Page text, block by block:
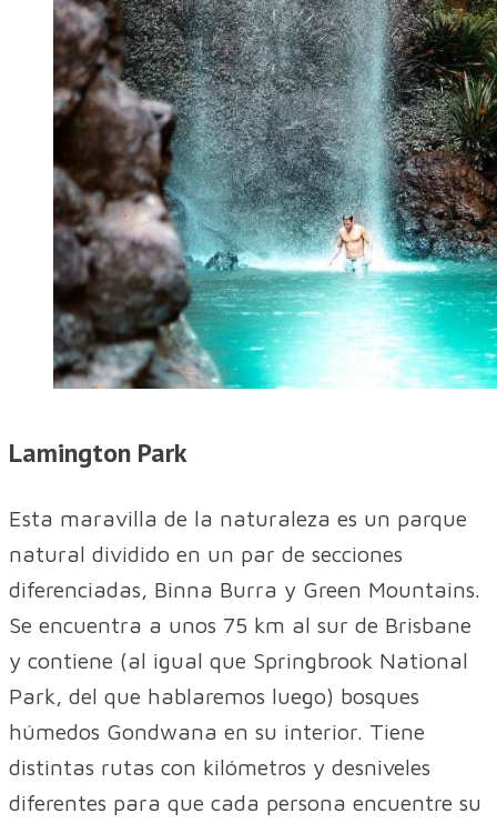
Lamington Park
Esta maravilla de la naturaleza es un parque
natural dividido en un par de secciones
diferenciadas, Binna Burra y Green Mountains.
Se encuentra a unos 75 km al sur de Brisbane
y contiene (al igual que Springbrook National
Park, del que hablaremos luego) bosques
húmedos Gondwana en su interior. Tiene
distintas rutas con kilómetros y desniveles
diferentes para que cada persona encuentre su